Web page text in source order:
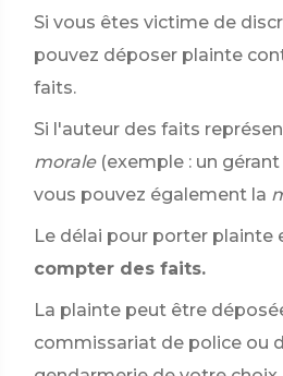
Si vous êtes victime de
pouvez déposer plainte
faits.
Si l'auteur des faits
morale (exemple : un
vous pouvez également la
Le délai pour porter plainte
compter des faits.
La plainte peut être
commissariat de police ou